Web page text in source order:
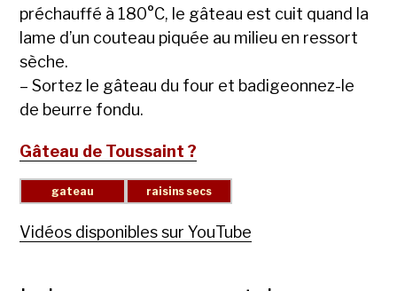
préchauffé à 180°C, le gâteau est cuit quand la
lame d’un couteau piquée au milieu en ressort
sèche.
– Sortez le gâteau du four et badigeonnez-le
de beurre fondu.
Gâteau de Toussaint ?
Vidéos disponibles sur YouTube